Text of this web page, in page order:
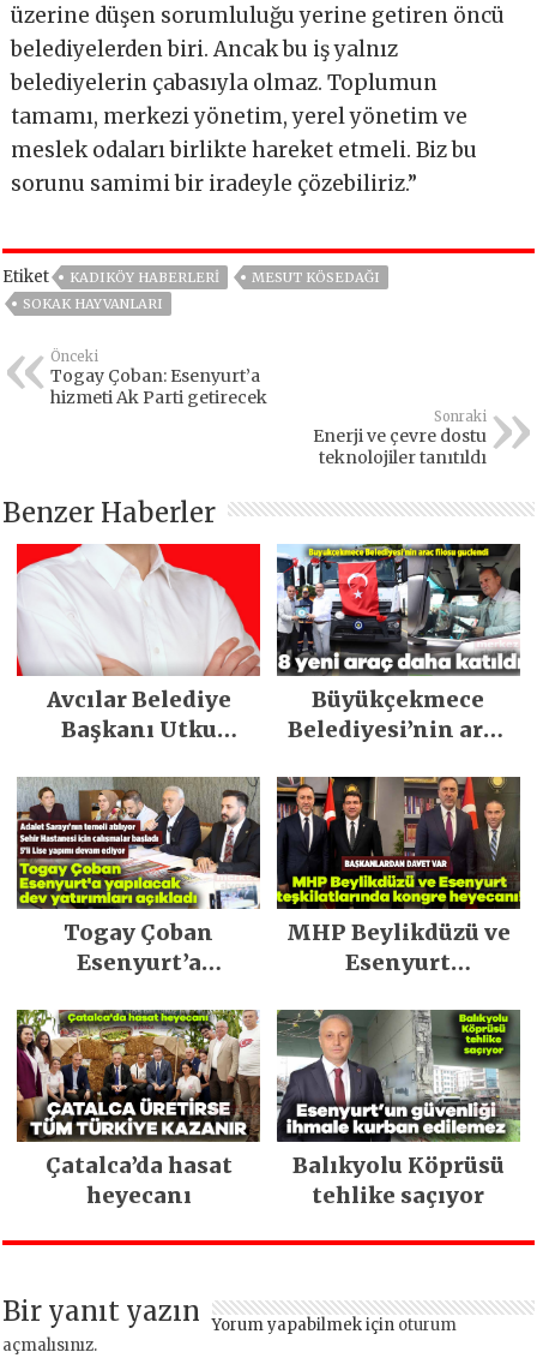
üzerine düşen sorumluluğu yerine getiren öncü
belediyelerden biri. Ancak bu iş yalnız
belediyelerin çabasıyla olmaz. Toplumun
tamamı, merkezi yönetim, yerel yönetim ve
meslek odaları birlikte hareket etmeli. Biz bu
sorunu samimi bir iradeyle çözebiliriz.”
Etiket KADIKÖY HABERLERI
MESUT KÖSEDAĞI
SOKAK HAYVANLARI
Önceki
Togay Çoban: Esenyurt’a
hizmeti Ak Parti getirecek
Sonraki
Enerji ve çevre dostu
teknolojiler tanıtıldı
Benzer Haberler
Avcılar Belediye
Başkanı Utku
tahliye edildi
Büyükçekmece
Belediyesi’nin araç
Togay Çoban
Esenyurt’a
yatırımları açıkladı
MHP Beylikdüzü ve
Esenyurt
kongre heyecanı!
Çatalca’da hasat
heyecanı
Balıkyolu Köprüsü
tehlike saçıyor
Bir yanıt yazın Yorum yapabilmek için oturum
açmalısınız.